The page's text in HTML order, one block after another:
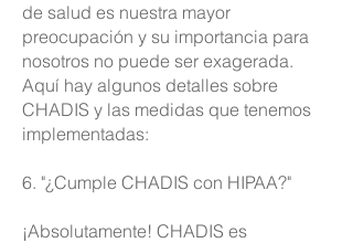
de salud es nuestra mayor
preocupación y su importancia para
nosotros no puede ser exagerada.
Aquí hay algunos detalles sobre
CHADIS y las medidas que tenemos
implementadas:
6. "¿Cumple CHADIS con HIPAA?"
¡Absolutamente! CHADIS es